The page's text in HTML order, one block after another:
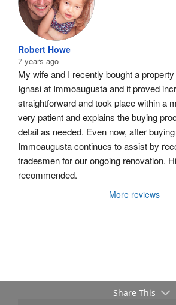
Robert Howe
7 years ago
My wife and I recently bought a
Ignasi at Immoaugusta and it proved
straightforward and took place within a
very patient and explains the buying
detail as needed. Even now, after
Immoaugusta continues to assist by
tradesmen for our ongoing renovation.
recommended.
More reviews
Share This